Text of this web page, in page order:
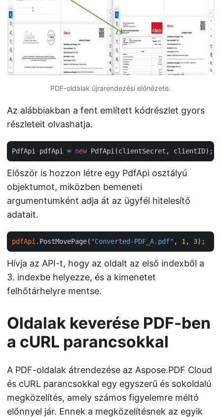
PDF-oldalak újrarendezési előnézete.
Az alábbiakban a fent említett kódrészlet gyors
részleteit olvashatja.
PdfApi pdfApi = new
Először is hozzon létre egy PdfApi osztályú
objektumot, miközben bemeneti
argumentumként adja át az ügyfél hitelesítő
adatait.
pdfApi .PostMovePage( "Converted-PDF_A.pdf" , 1 , 3
Hívja az API-t, hogy az oldalt az első indexből a
3. indexbe helyezze, és a kimenetet
felhőtárhelyre mentse.
Oldalak keverése PDF-ben
a cURL parancsokkal
A PDF-oldalak átrendezése az Aspose.PDF Cloud
és cURL parancsokkal egy egyszerű és sokoldalú
megközelítés, amely számos figyelemre méltó
előnnyel jár. Ennek a megközelítésnek az egyik